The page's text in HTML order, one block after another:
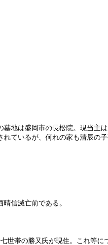
は盛岡市の長松院。現当主は
いるが、何れの家も清辰の子
信滅亡前である。
世帯の勝又氏が現住。これ等に